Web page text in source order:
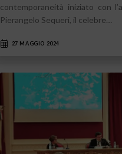
contemporaneità iniziato con
Pierangelo Sequeri, il celebre…
27 MAGGIO 2024